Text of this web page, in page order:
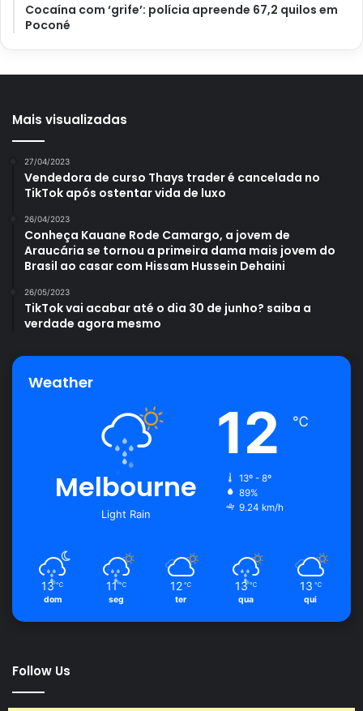
água. Depois, deixe que a mistura descanse por pelo
menos uma noite. Por fim, apenas dilua a mistura em
outros dois copos de água. Para aplicar, só é preciso
mantenha os animais domésticos bem longe. Esse spray
caseiro horta Pesticidas
Pragas
Cocaína com ‘grife’: polícia apreende 67,2 quilos em
Poconé
Mais visualizadas
27/04/2023
Vendedora de curso Thays trader é cancelada no
TikTok após ostentar vida de luxo
26/04/2023
Conheça Kauane Rode Camargo, a jovem de
Araucária se tornou a primeira dama mais jovem do
Brasil ao casar com Hissam Hussein Dehaini
26/05/2023
TikTok vai acabar até o dia 30 de junho? saiba a
verdade agora mesmo
Weather
Melbourne
Light Rain
12 ℃
13º - 8º
89%
9.24 km/h
13 ℃
dom
11 ℃
seg
12 ℃
ter
13 ℃
qua
13 ℃
qui
Follow Us